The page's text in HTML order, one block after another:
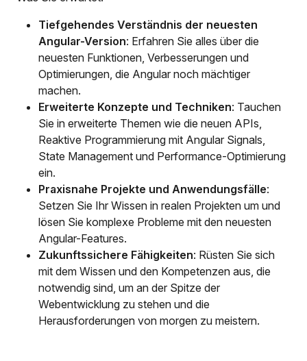
Tiefgehendes Verständnis der neuesten
Angular-Version: Erfahren Sie alles über die
neuesten Funktionen, Verbesserungen und
Optimierungen, die Angular noch mächtiger
machen.
Erweiterte Konzepte und Techniken: Tauchen
Sie in erweiterte Themen wie die neuen APIs,
Reaktive Programmierung mit Angular Signals,
State Management und Performance-Optimierung
ein.
Praxisnahe Projekte und Anwendungsfälle:
Setzen Sie Ihr Wissen in realen Projekten um und
lösen Sie komplexe Probleme mit den neuesten
Angular-Features.
Zukunftssichere Fähigkeiten: Rüsten Sie sich
mit dem Wissen und den Kompetenzen aus, die
notwendig sind, um an der Spitze der
Webentwicklung zu stehen und die
Herausforderungen von morgen zu meistern.